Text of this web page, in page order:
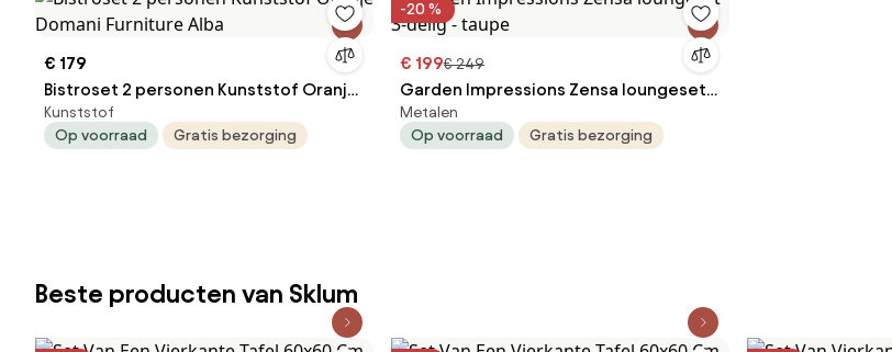
€ 179
Bistroset 2 personen Kunststof Oranje
Domani Furniture Alba
Kunststof
Op voorraad
Gratis bezorging
-20 %
€ 199€ 249
Garden Impressions Zensa loungeset
3-delig - taupe
Metalen
Op voorraad
Gratis bezorging
Beste producten van Sklum